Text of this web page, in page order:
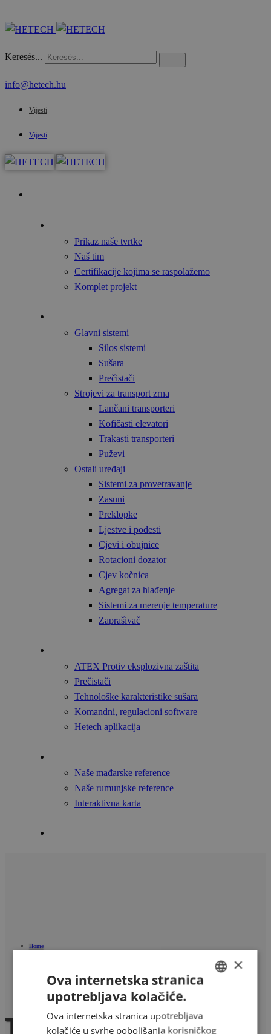
Keresés...
info@hetech.hu
Vijesti
Vijesti
Prikaz naše tvrtke
Naš tim
Certifikacije kojima se raspolažemo
Komplet projekt
Glavni sistemi
Silos sistemi
Sušara
Prečistači
Strojevi za transport zrna
Lančani transporteri
Kofičasti elevatori
Trakasti transporteri
Puževi
Ostali uređaji
Sistemi za provetravanje
Zasuni
Preklopke
Ljestve i podesti
Cjevi i obujnice
Rotacioni dozator
Cjev kočnica
Agregat za hlađenje
Sistemi za merenje temperature
Zaprašivač
ATEX Protiv eksplozivna zaštita
Prečistači
Tehnološke karakteristike sušara
Komandni, regulacioni software
Hetech aplikacija
Naše mađarske reference
Naše rumunjske reference
Interaktivna karta
Home
Serlegkanál JET 14-100
Termékek ENGLISH
×
Ova internetska stranica
upotrebljava kolačiće.
Ova internetska stranica upotrebljava
kolačiće u svrhe poboljšanja korisničkog